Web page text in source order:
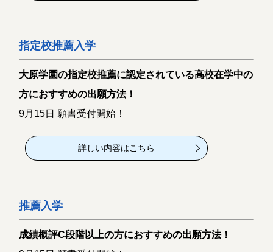
指定校推薦入学
大原学園の指定校推薦に認定されている高校在学中の
方におすすめの出願方法！
9月15日 願書受付開始！
詳しい内容はこちら
推薦入学
成績概評C段階以上の方におすすめの出願方法！